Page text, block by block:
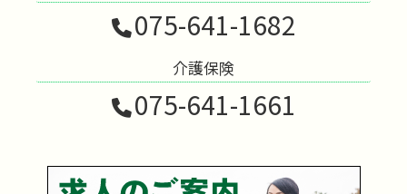
075-641-1682
介護保険
075-641-1661